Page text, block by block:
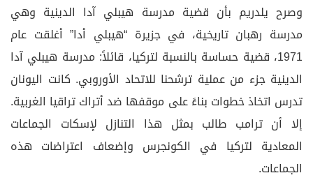
وصرح يلدريم بأن قضية مدرسة هيبلي آدا الدينية وهي
مدرسة رهبان تاريخية، في جزيرة “هيبلي أدا” أغلقت عام
1971، قضية حساسة بالنسبة لتركيا، قائلاً: مدرسة هيبلي آدا
الدينية جزء من عملية ترشحنا للاتحاد الأوروبي. كانت اليونان
تدرس اتخاذ خطوات بناءً على موقفها ضد أتراك تراقيا الغربية.
إلا أن ترامب طالب بمثل هذا التنازل لإسكات الجماعات
المعادية لتركيا في الكونجرس وإضعاف اعتراضات هذه
الجماعات.